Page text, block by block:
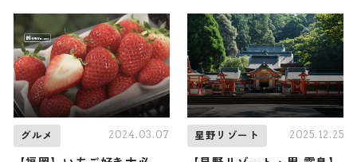
グルメ 2024.03.07 星野リゾート 2025.12.25